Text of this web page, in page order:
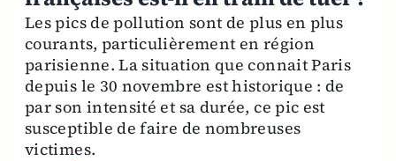
Les pics de pollution sont de plus en plus
courants, particulièrement en région
parisienne. La situation que connait Paris
depuis le 30 novembre est historique : de
par son intensité et sa durée, ce pic est
susceptible de faire de nombreuses
victimes.